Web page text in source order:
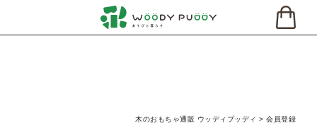
木のおもちゃ通販 ウッディプッディ 会員登録